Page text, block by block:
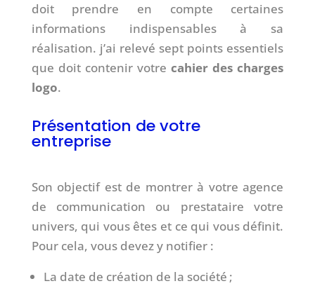
doit prendre en compte certaines
informations indispensables à sa
réalisation. j’ai relevé sept points essentiels
que doit contenir votrecahier des charges
logo.
Présentation de votre
entreprise
Son objectif est de montrer à votre agence
de communication ou prestataire votre
univers, qui vous êtes et ce qui vous définit.
Pour cela, vous devez y notifier :
La date de création de la société ;